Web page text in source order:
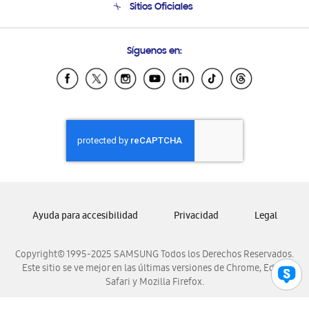
Condiciones de Compra
Soporte vía eMail
Sitios Oficiales
Samsung Ecuador
Samsung El Salvador
Samsung Honduras
Samsung Nicaragua
Samsung Panamá
Samsung Venezuela
Síguenos en:
Copyright© 1995-2025 SAMSUNG Todos los Derechos Reservados.
Este sitio se ve mejor en las últimas versiones de Chrome, Edge,
Safari y Mozilla Firefox.
Ayuda para accesibilidad Privacidad Legal